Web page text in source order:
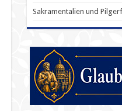
Sakramentalien und